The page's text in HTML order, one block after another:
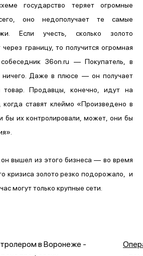
государство теряет огромные
оно недополучает те самые
Если учесть, сколько золото
границу, то получится огромная
36on.ru — Покупатель, в
ничего. Даже в плюсе — он получает
товар. Продавцы, конечно, идут на
когда ставят клеймо «Произведено в
бы их контролировали, может, они бы
вышел из этого бизнеса — во время
кризиса золото резко подорожало, и
могут только крупные сети.
в Воронеже -